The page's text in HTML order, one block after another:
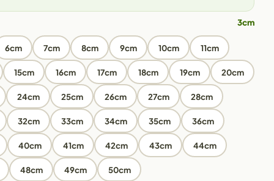
3cm
6cm 7cm 8cm 9cm 10cm 11cm
15cm 16cm 17cm 18cm 19cm 20cm
24cm 25cm 26cm 27cm 28cm
32cm 33cm 34cm 35cm 36cm
40cm 41cm 42cm 43cm 44cm
48cm 49cm
50cm